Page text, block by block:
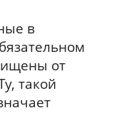
в
от
такой